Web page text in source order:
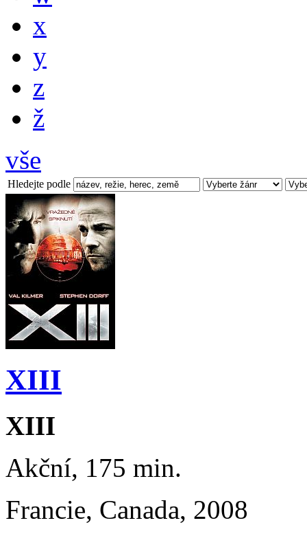
x
y
z
ž
vše
Hledejte podle
XIII
XIII
Akční, 175 min.
Francie, Canada, 2008